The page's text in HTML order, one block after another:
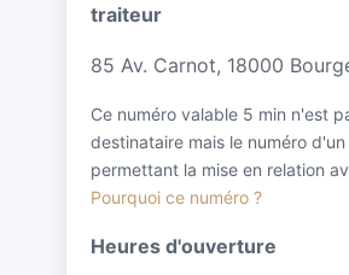
traiteur
85 Av. Carnot, 18000
Ce numéro valable 5 min n'est
destinataire mais le numéro
permettant la mise en relation
Pourquoi ce numéro ?
Heures d'ouverture